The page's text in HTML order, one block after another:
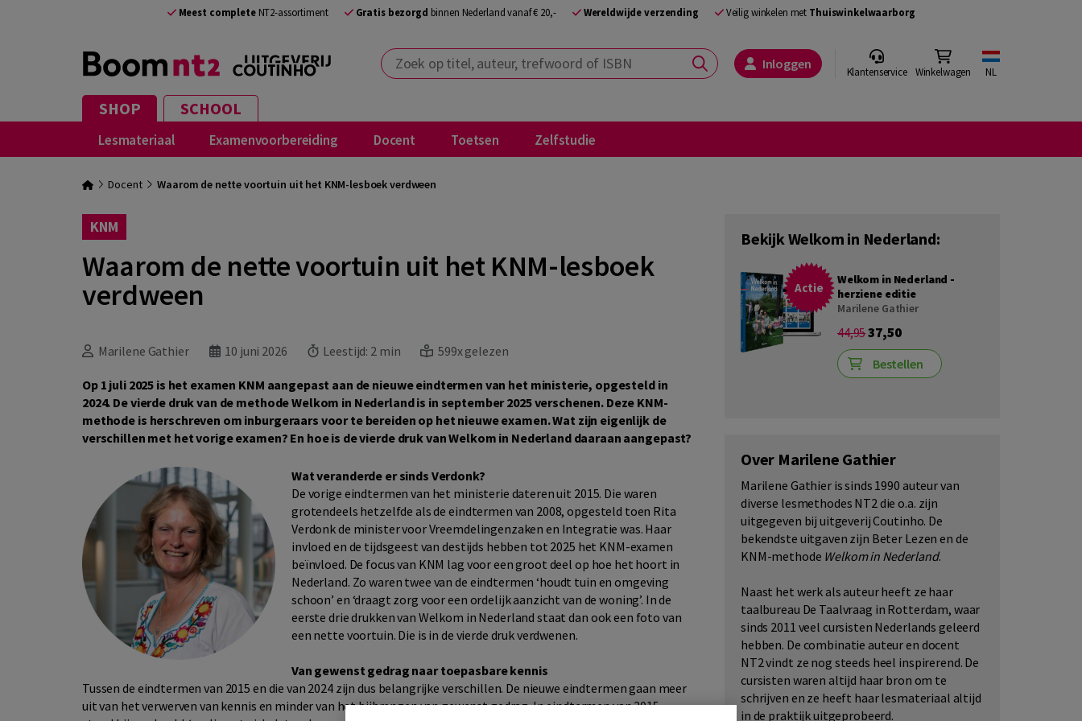
Meest completeNT2-assortiment Gratis bezorgd binnen Nederland vanaf € 20,- Wereldwijde verzending Veilig winkelen met Thuiswinkelwaarborg
Zoek op titel, auteur, trefwoord of ISBN Inloggen Klantenservice Winkelwagen NL
SHOP SCHOOL
Lesmateriaal Examenvoorbereiding Docent Toetsen Zelfstudie
Docent Waarom de nette voortuin uit het KNM-lesboek verdween
KNM
Waarom de nette voortuin uit het KNM-lesboek
verdween
Marilene Gathier 10 juni 2026 Leestijd: 2 min 599x gelezen
Op 1 juli 2025 is het examen KNM aangepast aan de nieuwe eindtermen van het ministerie, opgesteld in
2024. De vierde druk van de methode Welkom in Nederland is in september 2025 verschenen. Deze KNM-
methode is herschreven om inburgeraars voor te bereiden op het nieuwe examen. Wat zijn eigenlijk de
verschillen met het vorige examen? En hoe is de vierde druk van Welkom in Nederland daaraan aangepast?
Wat veranderde er sinds Verdonk?
De vorige eindtermen van het ministerie dateren uit 2015. Die waren
grotendeels hetzelfde als de eindtermen van 2008, opgesteld toen Rita
Verdonk de minister voor Vreemdelingenzaken en Integratie was. Haar
invloed en de tijdsgeest van destijds hebben tot 2025 het KNM-examen
beïnvloed. De focus van KNM lag voor een groot deel op hoe het hoort in
Nederland. Zo waren twee van de eindtermen ‘houdt tuin en omgeving
schoon’ en ‘draagt zorg voor een ordelijk aanzicht van de woning’. In de
eerste drie drukken van Welkom in Nederland staat dan ook een foto van
een nette voortuin. Die is in de vierde druk verdwenen.
Van gewenst gedrag naar toepasbare kennis
Tussen de eindtermen van 2015 en die van 2024 zijn dus belangrijke verschillen. De nieuwe eindtermen gaan meer
uit van het verwerven van kennis en minder van het bijbrengen van gewenst gedrag. In eindtermen van 2015
Bekijk Welkom in Nederland:
Actie
Welkom in Nederland -
herziene editie
Marilene Gathier
44,9537,50
Bestellen
Over Marilene Gathier
Marilene Gathier is sinds 1990 auteur van
diverse lesmethodes NT2 die o.a. zijn
uitgegeven bij uitgeverij Coutinho. De
bekendste uitgaven zijn Beter Lezen en de
KNM-methode Welkom in Nederland.
Naast het werk als auteur heeft ze haar
taalbureau De Taalvraag in Rotterdam, waar
sinds 2011 veel cursisten Nederlands geleerd
hebben. De combinatie auteur en docent
NT2 vindt ze nog steeds heel inspirerend. De
cursisten waren altijd haar bron om te
schrijven en ze heeft haar lesmateriaal altijd
in de praktijk uitgeprobeerd.